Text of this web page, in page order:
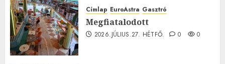
Címlap EuroAstra Gasztró
Megfiatalodott
2026.JÚLIUS.27. HÉTFŐ. 0 0